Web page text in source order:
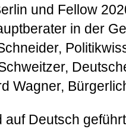
und Fellow
in der
Wagner,
Deutsch